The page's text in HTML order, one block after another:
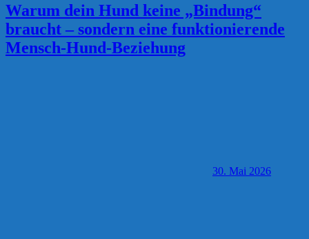
Warum dein Hund keine „Bindung“
braucht – sondern eine funktionierende
Mensch-Hund-Beziehung
30. Mai 2026